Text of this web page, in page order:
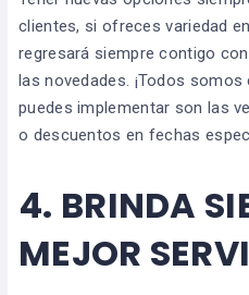
clientes, si ofreces variedad
regresará siempre contigo
las novedades. ¡Todos
puedes implementar son las
o descuentos en fechas
4. BRINDA
MEJOR